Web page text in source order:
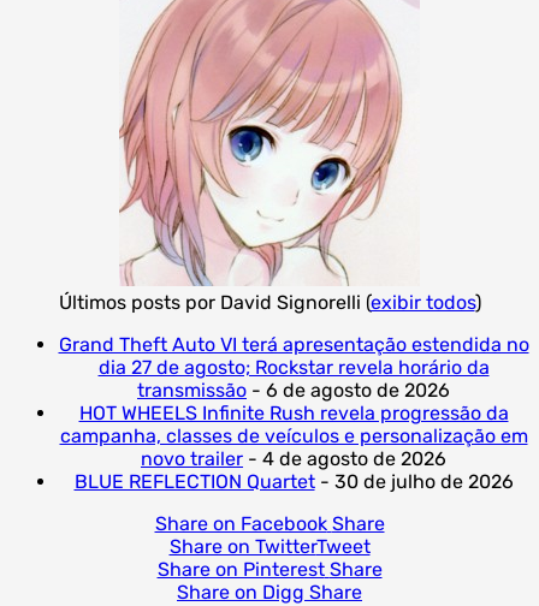
Últimos posts por David Signorelli (exibir todos)
Grand Theft Auto VI terá apresentação estendida no
dia 27 de agosto; Rockstar revela horário da
transmissão - 6 de agosto de 2026
HOT WHEELS Infinite Rush revela progressão da
campanha, classes de veículos e personalização em
novo trailer - 4 de agosto de 2026
BLUE REFLECTION Quartet- 30 de julho de 2026
Share on Facebook Share
Share on TwitterTweet
Share on Pinterest Share
Share on Digg Share